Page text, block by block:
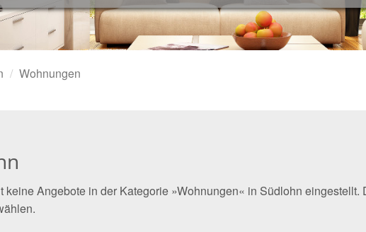
Wohnungen
keine Angebote in der Kategorie »Wohnungen« in Südlohn